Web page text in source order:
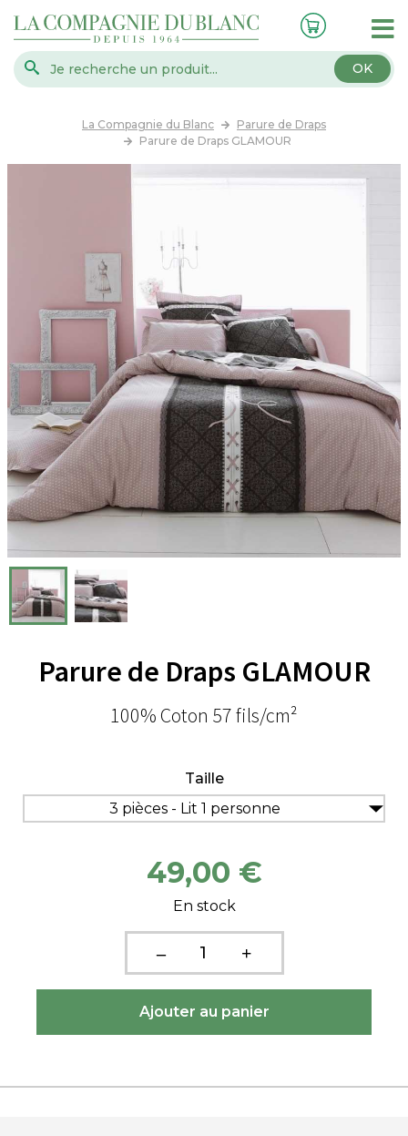
OK
La Compagnie du Blanc
Parure de Draps
Parure de Draps GLAMOUR
Parure de Draps GLAMOUR
100% Coton 57 fils/cm²
Taille
3 pièces - Lit 1 personne
49,00 €
En stock